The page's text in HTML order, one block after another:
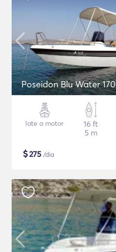
Poseidon Blu Water 170
Iate a motor
16 ft
5 m
$275 /dia